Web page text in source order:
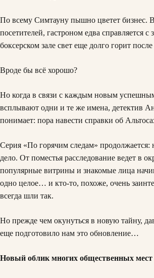
По всему Симтауну пышно цветет бизнес.
посетителей, гастроном едва справляется с
боксерском зале свет еще долго горит
Вроде бы всё хорошо?
Но когда в связи с каждым новым
всплывают одни и те же имена, детектив
понимает: пора навести справки об
Серия «По горячим следам» продолжается:
дело. От поместья расследование ведет в
популярные витрины и знакомые лица
одно целое… и кто-то, похоже, очень
всегда шли так.
Но прежде чем окунуться в новую тайну,
еще подготовило нам это обновление…
Новый облик многих общественных мест